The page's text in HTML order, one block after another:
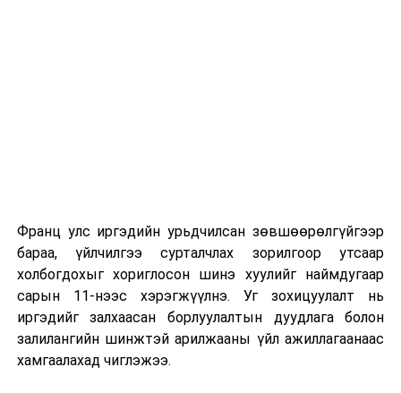
2026 оны 9 дүгээр сарын 13-наас оюутнуудыг
дотуур байранд оруулж эхэлнэ.
Сургууль, цэцэрлэгийн үйл ажиллагааны
зохицуулалт
2026 оны 8 дугаар сарын 17–28-ны өдрүүдэд
Франц улс иргэдийн урьдчилсан зөвшөөрөлгүйгээр
бараа, үйлчилгээ сурталчлах зорилгоор утсаар
холбогдохыг хориглосон шинэ хуулийг наймдугаар
сарын 11-нээс хэрэгжүүлнэ. Уг зохицуулалт нь
иргэдийг залхаасан борлуулалтын дуудлага болон
залилангийн шинжтэй арилжааны үйл ажиллагаанаас
хамгаалахад чиглэжээ.